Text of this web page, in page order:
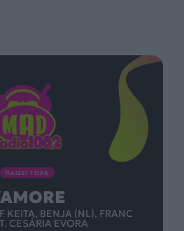
ΠΑΙΖΕΙ ΤΩΡΑ
KEITA, BENJA (NL), FRANC
CESÁRIA EVORA